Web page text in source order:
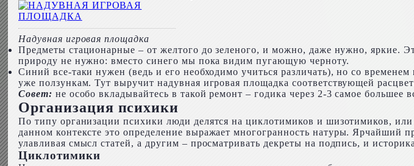
Надувная игровая площадка
Предметы стационарные – от желтого до зеленого, и можно, даже нужно, яркие.
природу не нужно: вместо синего мы пока видим пугающую черноту.
Синий все-таки нужен (ведь и его необходимо учиться различать), но со
уже ползункам. Тут выручит надувная игровая площадка соответствующей
Совет: не особо вкладывайтесь в такой ремонт – годика через 2-3 самое большее
Организация психики
По типу организации психики люди делятся на циклотимиков и шизотимиков,
данном контексте это определение выражает многогранность натуры. Ярчайший
улавливая смысл статей, а другим – просматривать декреты на подпись, и
Циклотимики